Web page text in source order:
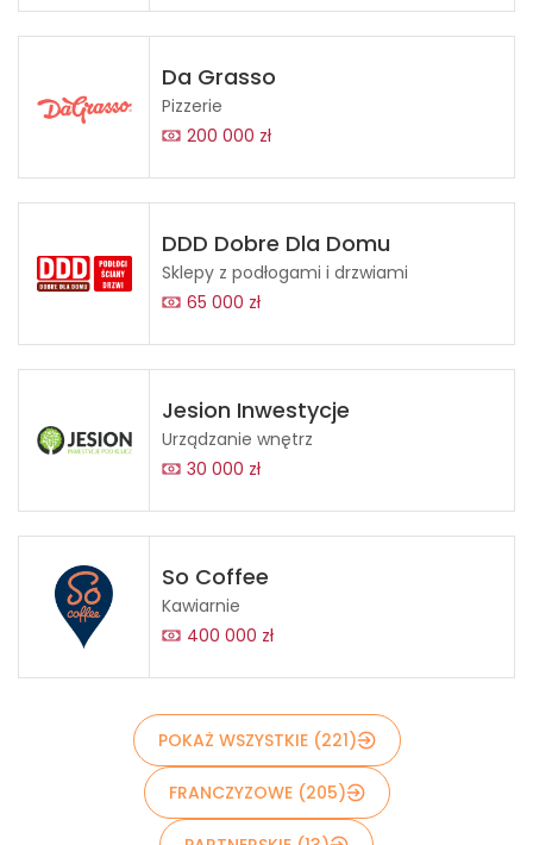
Da Grasso
Pizzerie
200 000 zł
DDD Dobre Dla Domu
Sklepy z podłogami i drzwiami
65 000 zł
Jesion Inwestycje
Urządzanie wnętrz
30 000 zł
So Coffee
Kawiarnie
400 000 zł
POKAŻ WSZYSTKIE (221)
FRANCZYZOWE (205)